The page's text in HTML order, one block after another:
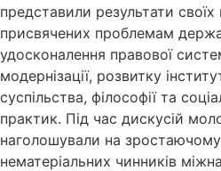
представили результати
присвячених проблемам
удосконалення правової
модернізації, розвитку
суспільства, філософії та
практик. Під час дискусій
наголошували на зростаючому
нематеріальних чинників